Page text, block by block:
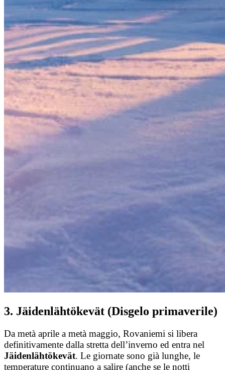
3. Jäidenlähtökevät (Disgelo primaverile)
Da metà aprile a metà maggio, Rovaniemi si libera
definitivamente dalla stretta dell’inverno ed entra nel
Jäidenlähtökevät. Le giornate sono già lunghe, le
temperature continuano a salire (anche se le notti